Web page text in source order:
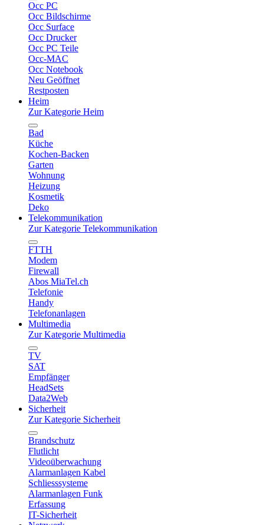
Occ PC
Occ Bildschirme
Occ Surface
Occ Drucker
Occ PC Teile
Occ-MAC
Occ Notebook
Neu Geöffnet
Restposten
Heim
Zur Kategorie Heim
Bad
Küche
Kochen-Backen
Garten
Wohnung
Heizung
Kosmetik
Deko
Telekommunikation
Zur Kategorie Telekommunikation
FTTH
Modem
Firewall
Abos MiaTel.ch
Telefonie
Handy
Telefonanlagen
Multimedia
Zur Kategorie Multimedia
TV
SAT
Empfänger
HeadSets
Data2Web
Sicherheit
Zur Kategorie Sicherheit
Brandschutz
Flutlicht
Videoüberwachung
Alarmanlagen Kabel
Schliesssysteme
Alarmanlagen Funk
Erfassung
IT-Sicherheit